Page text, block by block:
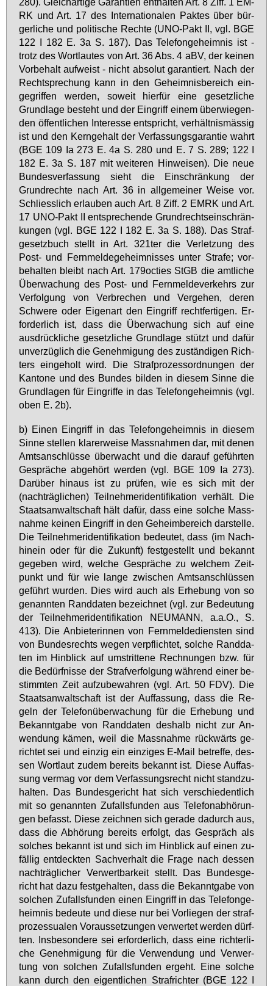
RK und Art. 17 des In­ter­na­tio­na­len Pak­tes über bür­
ger­li­che und po­li­ti­sche Rech­te (UNO-Pakt II, vgl. BGE
122 I 182 E. 3a S. 187). Das Te­le­fon­ge­heim­nis ist -
trotz des Wort­lau­tes von Art. 36 Abs. 4 aBV, der kei­nen
Vor­be­halt auf­weist - nicht ab­so­lut ga­ran­tiert. Nach der
Recht­spre­chung kann in den Ge­heim­nis­be­reich ein­
ge­grif­fen wer­den, so­weit hier­für ei­ne ge­setz­li­che
Grund­la­ge be­steht und der Ein­griff ei­nem über­wie­gen­
den öf­fent­li­chen In­ter­es­se ent­spricht, ver­hält­nis­mäs­sig
ist und den Kern­ge­halt der Ver­fas­sungs­ga­ran­tie wahrt
(BGE 109 Ia 273 E. 4a S. 280 und E. 7 S. 289; 122 I
182 E. 3a S. 187 mit wei­te­ren Hin­wei­sen). Die neue
Bun­des­ver­fas­sung sieht die Ein­schrän­kung der
Grund­rech­te nach Art. 36 in all­ge­mei­ner Wei­se vor.
Schliess­lich er­lau­ben auch Art. 8 Ziff. 2 EM­RK und Art.
17 UNO-Pakt II ent­spre­chen­de Grund­recht­s­ein­schrän­
kun­gen (vgl. BGE 122 I 182 E. 3a S. 188). Das Straf­
ge­setz­buch stellt in Art. 321­ter die Ver­let­zung des
Post- und Fern­mel­de­ge­heim­nis­ses un­ter Stra­fe; vor­
be­hal­ten bleibt nach Art. 179oc­ties StGB die amt­li­che
Über­wa­chung des Post- und Fern­mel­de­ver­kehrs zur
Ver­fol­gung von Ver­bre­chen und Ver­ge­hen, de­ren
Schwe­re oder Ei­gen­art den Ein­griff recht­fer­ti­gen. Er­
for­der­lich ist, dass die Über­wa­chung sich auf ei­ne
aus­drück­li­che ge­setz­li­che Grund­la­ge stützt und da­für
un­ver­züg­lich die Ge­neh­mi­gung des zu­stän­di­gen Rich­
ters ein­ge­holt wird. Die Straf­pro­zess­ord­nun­gen der
Kan­to­ne und des Bun­des bil­den in die­sem Sin­ne die
Grund­la­gen für Ein­grif­fe in das Te­le­fon­ge­heim­nis (vgl.
oben E. 2b).
b) Ei­nen Ein­griff in das Te­le­fon­ge­heim­nis in die­sem
Sin­ne stel­len kla­rer­wei­se Mass­nah­men dar, mit de­nen
Amts­an­schlüs­se über­wacht und die dar­auf ge­führ­ten
Ge­sprä­che ab­ge­hört wer­den (vgl. BGE 109 Ia 273).
Dar­über hin­aus ist zu prü­fen, wie es sich mit der
(nach­träg­li­chen) Teil­neh­me­ri­den­ti­fi­ka­ti­on ver­hält. Die
Staats­an­walt­schaft hält da­für, dass ei­ne sol­che Mass­
nah­me kei­nen Ein­griff in den Ge­heim­be­reich dar­stel­le.
Die Teil­neh­me­ri­den­ti­fi­ka­ti­on be­deu­tet, dass (im Nach­
hin­ein oder für die Zu­kunft) fest­ge­stellt und be­kannt
ge­ge­ben wird, wel­che Ge­sprä­che zu wel­chem Zeit­
punkt und für wie lan­ge zwi­schen Amts­an­schlüs­sen
ge­führt wur­den. Dies wird auch als Er­he­bung von so
ge­nann­ten Rand­da­ten be­zeich­net (vgl. zur Be­deu­tung
der Teil­neh­me­ri­den­ti­fi­ka­ti­on NEU­MANN, a.a.O., S.
413). Die An­bie­te­rin­nen von Fern­mel­de­diens­ten sind
von Bun­des­rechts we­gen ver­pflich­tet, sol­che Rand­da­
ten im Hin­blick auf um­strit­te­ne Rech­nun­gen bzw. für
die Be­dürf­nis­se der Straf­ver­fol­gung wäh­rend ei­ner be­
stimm­ten Zeit auf­zu­be­wah­ren (vgl. Art. 50 FDV). Die
Staats­an­walt­schaft ist der Auf­fas­sung, dass die Re­
geln der Te­le­fon­über­wa­chung für die Er­he­bung und
Be­kannt­ga­be von Rand­da­ten des­halb nicht zur An­
wen­dung kä­men, weil die Mass­nah­me rück­wärts ge­
rich­tet sei und ein­zig ein ein­zi­ges E-Mail be­tref­fe, des­
sen Wort­laut zu­dem be­reits be­kannt ist. Die­se Auf­fas­
sung ver­mag vor dem Ver­fas­sungs­recht nicht stand­zu­
hal­ten. Das Bun­des­ge­richt hat sich ver­schie­dent­lich
mit so ge­nann­ten Zu­falls­fun­den aus Te­le­fon­ab­hö­run­
gen be­fasst. Die­se zeich­nen sich ge­ra­de da­durch aus,
dass die Ab­hö­rung be­reits er­folgt, das Ge­spräch als
sol­ches be­kannt ist und sich im Hin­blick auf ei­nen zu­
fäl­lig ent­deck­ten Sach­ver­halt die Fra­ge nach des­sen
nach­träg­li­cher Ver­wert­bar­keit stellt. Das Bun­des­ge­
richt hat da­zu fest­ge­hal­ten, dass die Be­kannt­ga­be von
sol­chen Zu­falls­fun­den ei­nen Ein­griff in das Te­le­fon­ge­
heim­nis be­deu­te und die­se nur bei Vor­lie­gen der straf­
pro­zes­sua­len Vor­aus­set­zun­gen ver­wer­tet wer­den dürf­
ten. Ins­be­son­de­re sei er­for­der­lich, dass ei­ne rich­ter­li­
che Ge­neh­mi­gung für die Ver­wen­dung und Ver­wer­
tung von sol­chen Zu­falls­fun­den er­geht. Ei­ne sol­che
kann durch den ei­gent­li­chen Straf­rich­ter (BGE 122 I